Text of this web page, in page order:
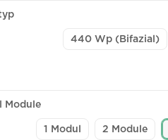
440 Wp (Bifazial)
Module
1 Modul 2 Module